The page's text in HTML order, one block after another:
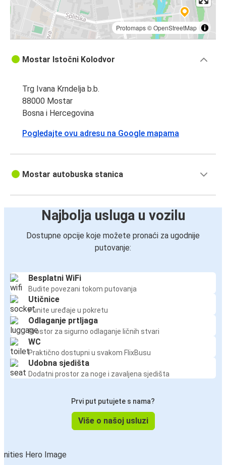
Protomaps©OpenStreetMap
Mostar Istočni Kolodvor
Trg Ivana Krndelja b.b.
88000 Mostar
Bosna i Hercegovina
Pogledajte ovu adresu na Google mapama
Mostar autobuska stanica
Najbolja usluga u vozilu
Dostupne opcije koje možete pronaći za ugodnije
putovanje:
Besplatni WiFi
Budite povezani tokom putovanja
Utičnice
Punite uređaje u pokretu
Odlaganje prtljaga
Prostor za sigurno odlaganje ličnih stvari
WC
Praktično dostupni u svakom FlixBusu
Udobna sjedišta
Dodatni prostor za noge i zavaljena sjedišta
Prvi put putujete s nama?
Više o našoj usluzi